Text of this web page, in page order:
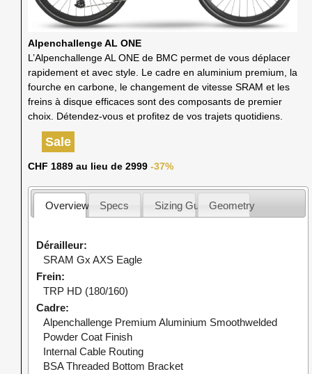
Alpenchallenge AL ONE
L’Alpenchallenge AL ONE de BMC permet de vous déplacer
rapidement et avec style. Le cadre en aluminium premium, la
fourche en carbone, le changement de vitesse SRAM et les
freins à disque efficaces sont des composants de premier
choix. Détendez-vous et profitez de vos trajets quotidiens.
Sale
CHF 1889 au lieu de 2999 -37%
Overview Specs Sizing GuideGeometry
Dérailleur
SRAM Gx AXS Eagle
Frein
TRP HD (180/160)
Cadre
Alpenchallenge Premium Aluminium Smoothwelded
Powder Coat Finish
Internal Cable Routing
BSA Threaded Bottom Bracket